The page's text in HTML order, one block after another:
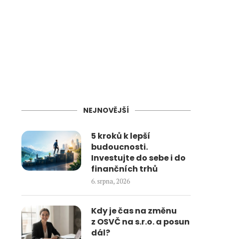
NEJNOVĚJŠÍ
5 kroků k lepší
budoucnosti.
Investujte do sebe i do
finančních trhů
6. srpna, 2026
Kdy je čas na změnu
z OSVČ na s.r.o. a posun
dál?